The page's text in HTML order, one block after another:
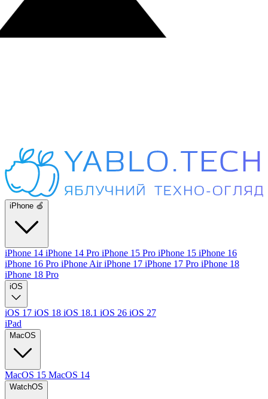
iPhone 🍏
iPhone 14 iPhone 14 Pro iPhone 15 Pro iPhone 15 iPhone 16
iPhone 16 Pro iPhone AiriPhone 17 iPhone 17 Pro iPhone 18
iPhone 18 Pro
iOS
iOS 17 iOS 18 iOS 18.1 iOS 26 iOS 27
iPad
MacOS
MacOS 15 MacOS 14
WatchOS